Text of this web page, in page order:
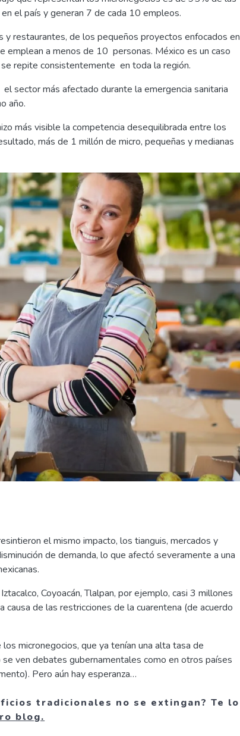
el país y generan 7 de cada 10 empleos.
restaurantes, de los pequeños proyectos enfocados en
emplean a menos de 10 personas. México es un caso
repite consistentemente en toda la región.
sector más afectado durante la emergencia sanitaria
año.
más visible la competencia desequilibrada entre los
más de 1 millón de micro, pequeñas y medianas
el mismo impacto, los tianguis, mercados y
de demanda, lo que afectó severamente a una
Coyoacán, Tlalpan, por ejemplo, casi 3 millones
de las restricciones de la cuarentena (de acuerdo
micronegocios, que ya tenían una alta tasa de
ven debates gubernamentales como en otros países
Pero aún hay esperanza…
tradicionales no se extingan? Te lo
blog.